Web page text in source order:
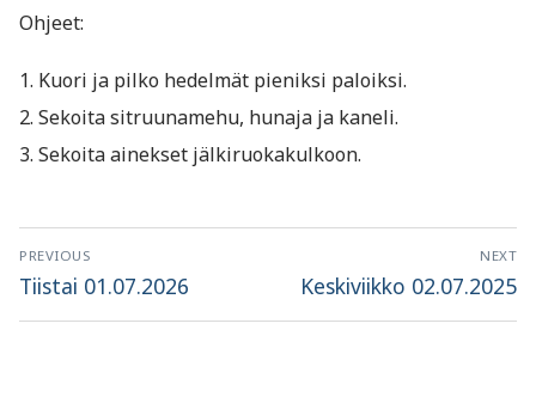
Ohjeet:
Kuori ja pilko hedelmät pieniksi paloiksi.
Sekoita sitruunamehu, hunaja ja kaneli.
Sekoita ainekset jälkiruokakulkoon.
Artikkelien
selaus
PREVIOUS
Previous
Tiistai 01.07.2026
NEXT
Next
Keskiviikko 02.07.2025